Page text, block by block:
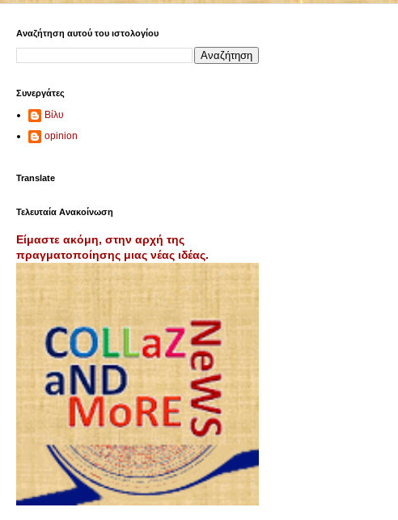
Αναζήτηση αυτού του ιστολογίου
Συνεργάτες
Βίλυ
opinion
Translate
Τελευταία Ανακοίνωση
Είμαστε ακόμη, στην αρχή της
πραγματοποίησης μιας νέας ιδέας.